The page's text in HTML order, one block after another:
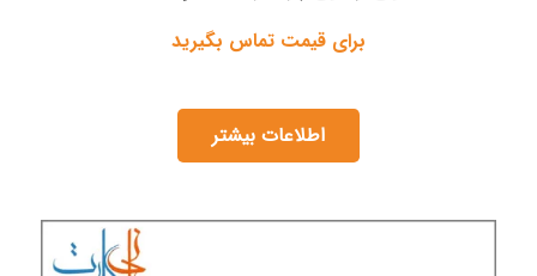
برای قیمت تماس بگیرید
اطلاعات بیشتر